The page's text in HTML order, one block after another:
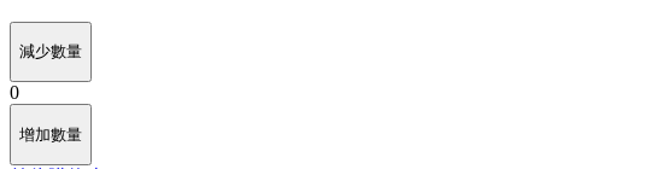
減少數量
0
增加數量